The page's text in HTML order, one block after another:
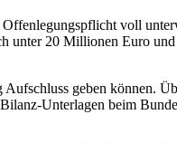
voll
unter 20 Millionen Euro
geben können.
Unterlagen beim